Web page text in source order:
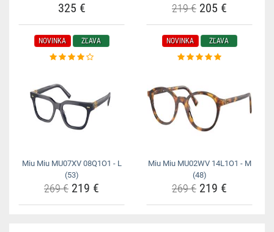
325 € 219 € 205 €
NOVINKA ZĽAVA
Miu Miu MU07XV 08Q1O1 - L
(53)
269 € 219 €
NOVINKA ZĽAVA
Miu Miu MU02WV 14L1O1 - M
(48)
269 € 219 €